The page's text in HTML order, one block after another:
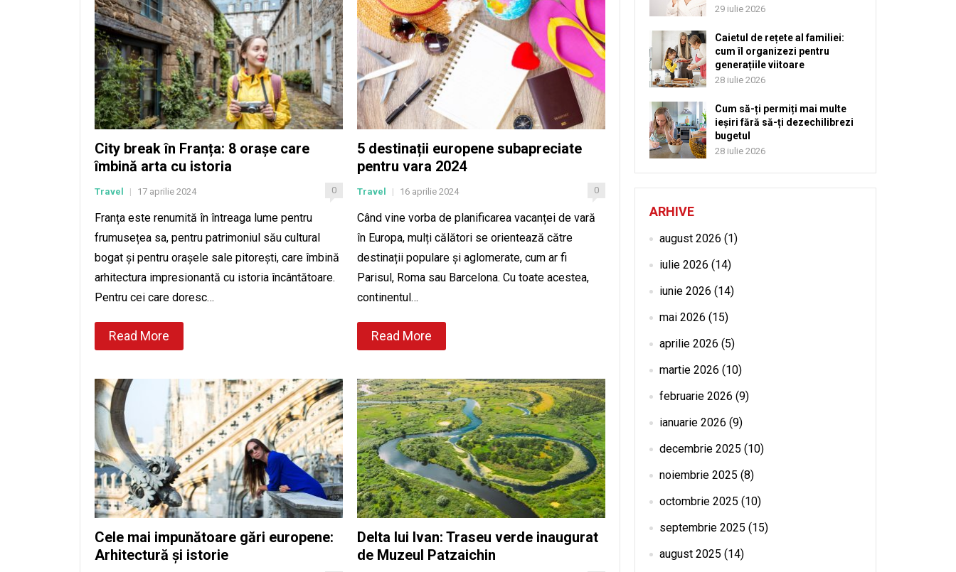
City break în Franța: 8 orașe care
îmbină arta cu istoria
Travel 17 aprilie 2024 0
Franța este renumită în întreaga lume pentru
frumusețea sa, pentru patrimoniul său cultural
bogat și pentru orașele sale pitorești, care îmbină
arhitectura impresionantă cu istoria încântătoare.
Pentru cei care doresc…
Read More
5 destinații europene subapreciate
pentru vara 2024
Travel 16 aprilie 2024 0
Când vine vorba de planificarea vacanței de vară
în Europa, mulți călători se orientează către
destinații populare și aglomerate, cum ar fi
Parisul, Roma sau Barcelona. Cu toate acestea,
continentul…
Read More
Cele mai impunătoare gări europene:
Arhitectură și istorie
Delta lui Ivan: Traseu verde inaugurat
de Muzeul Patzaichin
29 iulie 2026
Caietul de rețete al familiei:
cum îl organizezi pentru
generațiile viitoare
28 iulie 2026
Cum să-ți permiți mai multe
ieșiri fără să-ți dezechilibrezi
bugetul
28 iulie 2026
ARHIVE
august 2026 (1)
iulie 2026 (14)
iunie 2026 (14)
mai 2026 (15)
aprilie 2026 (5)
martie 2026 (10)
februarie 2026 (9)
ianuarie 2026 (9)
decembrie 2025 (10)
noiembrie 2025 (8)
octombrie 2025 (10)
septembrie 2025 (15)
august 2025 (14)